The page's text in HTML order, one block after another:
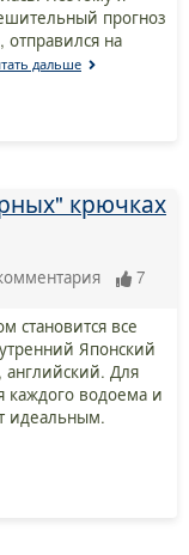
прогноз
на
дальше
крючках
7
становится все
Японский
английский. Для
каждого водоема и
идеальным.